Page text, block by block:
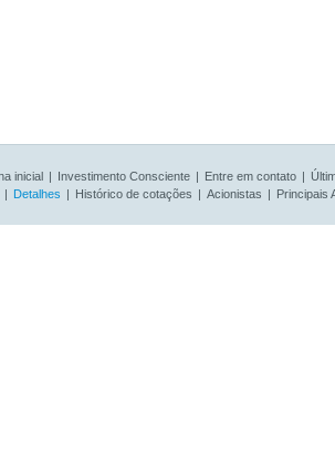
inicial | Investimento Consciente | Entre em contato |
| Detalhes | Histórico de cotações | Acionistas | Principais